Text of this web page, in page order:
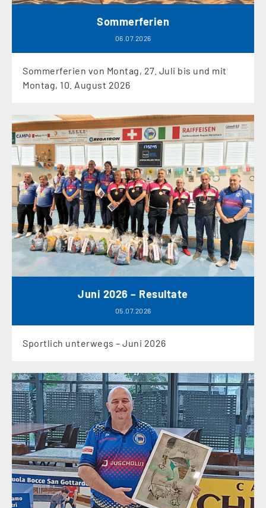
Sommerferien
06.07.2026
Sommerferien von Montag, 27. Juli bis und mit
Montag, 10. August 2026
Juni 2026 – Resultate
05.07.2026
Sportlich unterwegs – Juni 2026